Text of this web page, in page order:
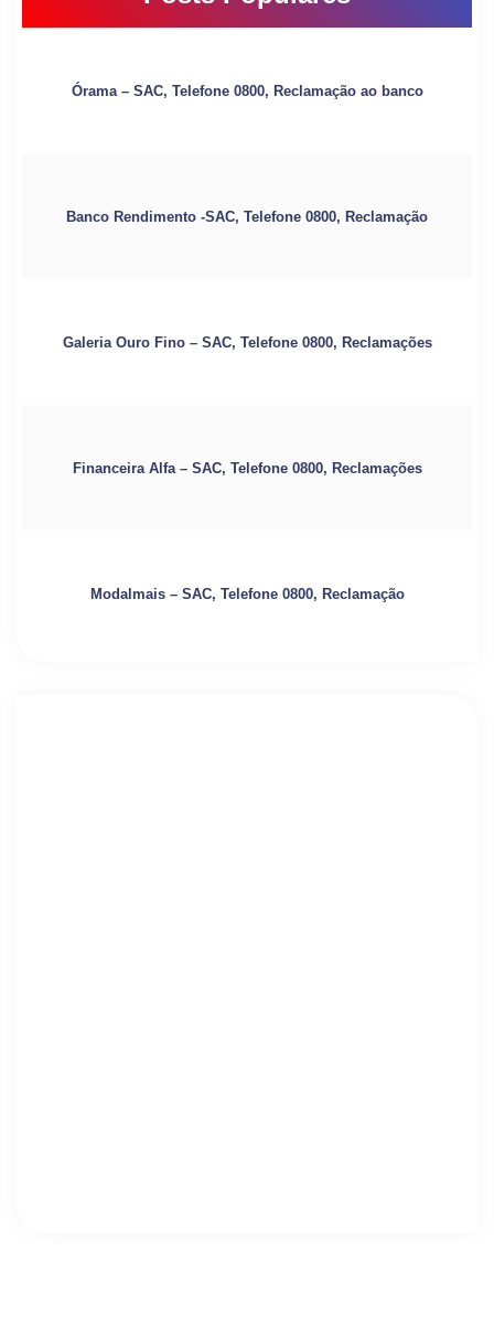
Órama – SAC, Telefone 0800, Reclamação ao banco
Banco Rendimento -SAC, Telefone 0800, Reclamação
Galeria Ouro Fino – SAC, Telefone 0800, Reclamações
Financeira Alfa – SAC, Telefone 0800, Reclamações
Modalmais – SAC, Telefone 0800, Reclamação